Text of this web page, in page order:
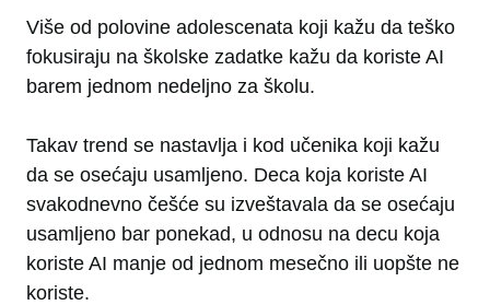
Više od polovine adolescenata koji kažu da teško
fokusiraju na školske zadatke kažu da koriste AI
barem jednom nedeljno za školu.
Takav trend se nastavlja i kod učenika koji kažu
da se osećaju usamljeno. Deca koja koriste AI
svakodnevno češće su izveštavala da se osećaju
usamljeno bar ponekad, u odnosu na decu koja
koriste AI manje od jednom mesečno ili uopšte ne
koriste.